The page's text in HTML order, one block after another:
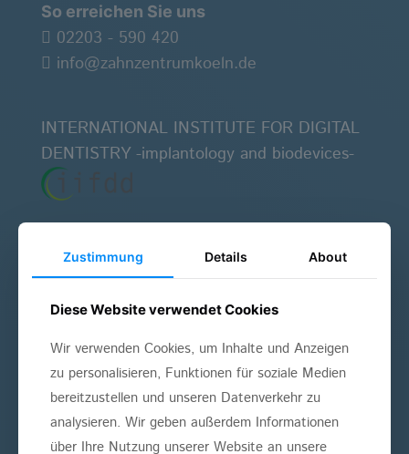
So erreichen Sie uns
02203 - 590 420
info@zahnzentrumkoeln.de
INTERNATIONAL INSTITUTE FOR DIGITAL
DENTISTRY -implantology and biodevices-
ÜBERSICHT
Bleaching
Implantate
Kieferorthopädie
Zustimmung Details About
Diese Website verwendet Cookies
Wir verwenden Cookies, um Inhalte und Anzeigen
zu personalisieren, Funktionen für soziale Medien
bereitzustellen und unseren Datenverkehr zu
analysieren. Wir geben außerdem Informationen
über Ihre Nutzung unserer Website an unsere